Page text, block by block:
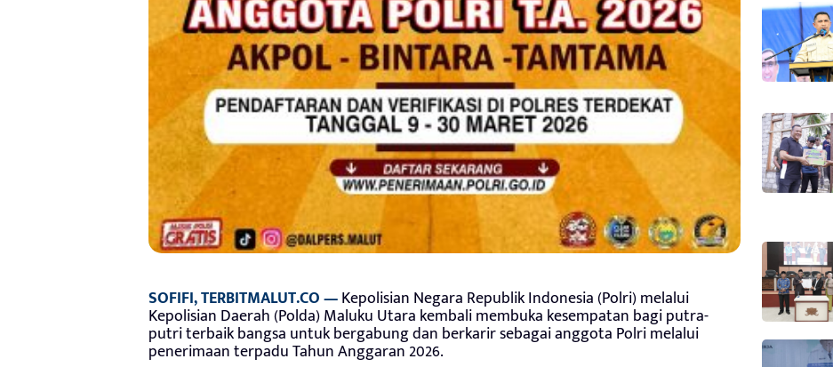
SOFIFI, TERBITMALUT.CO —Kepolisian Negara Republik Indonesia (Polri) melalui
Kepolisian Daerah (Polda) Maluku Utara kembali membuka kesempatan bagi putra-
putri terbaik bangsa untuk bergabung dan berkarir sebagai anggota Polri melalui
penerimaan terpadu Tahun Anggaran 2026.